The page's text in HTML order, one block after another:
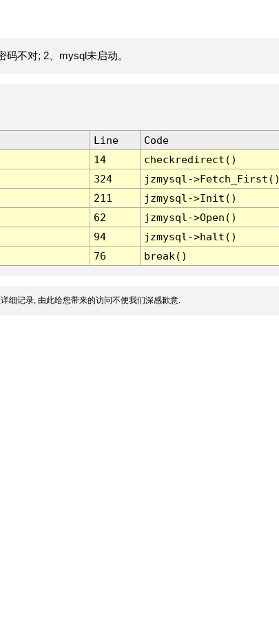
不对; 2、mysql未启动。
Line
Code
14
checkredirect()
324
jzmysql-
211
jzmysql->Init()
62
jzmysql->Open()
94
jzmysql->halt()
76 break()
细记录, 由此给您带来的访问不便我们深感歉意.